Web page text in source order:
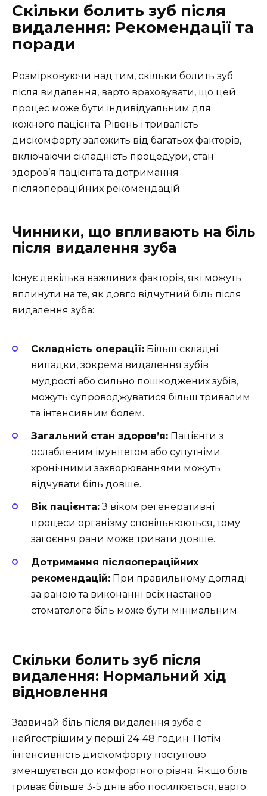
Скільки болить зуб після
видалення: Рекомендації та
поради
Розмірковуючи над тим, скільки болить зуб
після видалення, варто враховувати, що цей
процес може бути індивідуальним для
кожного пацієнта. Рівень і тривалість
дискомфорту залежить від багатьох факторів,
включаючи складність процедури, стан
здоров’я пацієнта та дотримання
післяопераційних рекомендацій.
Чинники, що впливають на біль
після видалення зуба
Існує декілька важливих факторів, які можуть
вплинути на те, як довго відчутний біль після
видалення зуба:
Складність операції: Більш складні
випадки, зокрема видалення зубів
мудрості або сильно пошкоджених зубів,
можуть супроводжуватися більш тривалим
та інтенсивним болем.
Загальний стан здоров’я: Пацієнти з
ослабленим імунітетом або супутніми
хронічними захворюваннями можуть
відчувати біль довше.
Вік пацієнта:З віком регенеративні
процеси організму сповільнюються, тому
загоєння рани може тривати довше.
Дотримання післяопераційних
рекомендацій: При правильному догляді
за раною та виконанні всіх настанов
стоматолога біль може бути мінімальним.
Скільки болить зуб після
видалення: Нормальний хід
відновлення
Зазвичай біль після видалення зуба є
найгострішим у перші 24-48 годин. Потім
інтенсивність дискомфорту поступово
зменшується до комфортного рівня. Якщо біль
триває більше 3-5 днів або посилюється, варто